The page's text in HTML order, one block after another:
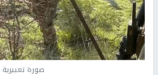
صورة تعبيرية